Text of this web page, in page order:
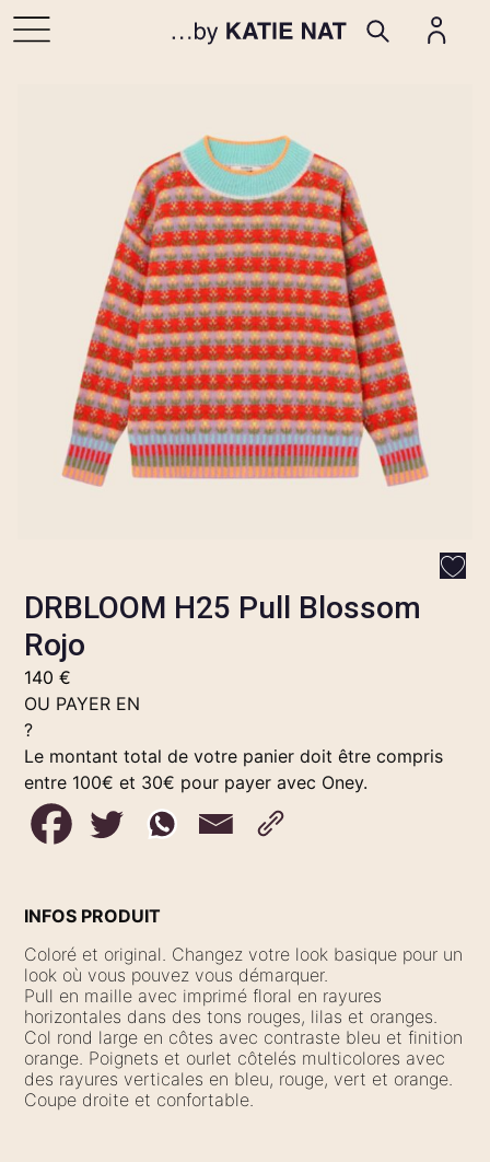
DRBLOOM H25 Pull Blossom
Rojo
140€
OU PAYER EN
?
Le montant total de votre panier doit être compris
entre 100€ et 30€ pour payer avec Oney.
INFOS PRODUIT
Coloré et original. Changez votre look basique pour un
look où vous pouvez vous démarquer.
Pull en maille avec imprimé floral en rayures
horizontales dans des tons rouges, lilas et oranges.
Col rond large en côtes avec contraste bleu et finition
orange. Poignets et ourlet côtelés multicolores avec
des rayures verticales en bleu, rouge, vert et orange.
Coupe droite et confortable.